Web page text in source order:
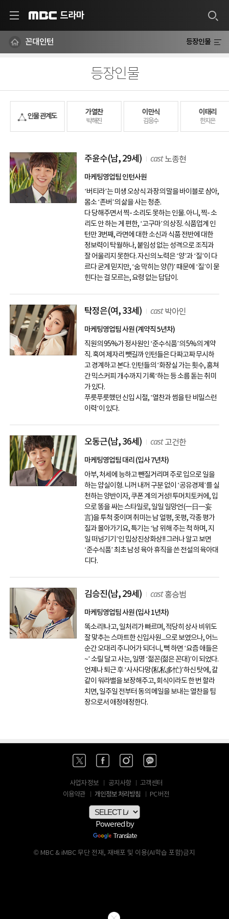
드라마
꼰대인턴 등장인물
등장인물
인물 관계도 가열찬
박해진
이만식
김응수
이태리
한지은
주윤수(남, 29세) cast 노종현
마케팅영업팀 인턴사원
‘버티라’는 미생 오상식 과장의 말을 바이블로 삼아,
몸소 ‘존버’의 삶을 사는 청춘.
다 당해주면서 찍- 소리도 못하는 인물. 아니, 찍- 소
리도 안 하는 게 편한, ‘고구마’의 상징. 식품업계 인
턴만 3번째, 라면에 대한 소신과 식품 전반에 대한
정보력이 탁월하나, 붙임성 없는 성격으로 조직과
잘 어울리지 못한다. 자신의 노력은 ‘양’과 ‘질’이 다
르다 굳게 믿지만, ‘숨 막히는 양(?)’ 때문에 ‘질’이 묻
힌다는 걸 모르는, 요령 없는 답답이.
탁정은(여, 33세) cast 박아인
마케팅영업팀 사원 (계약직 5년차)
직원의 95%가 정사원인 ‘준수식품’의 5%의 계약
직. 혹여 제자리 뺏길까 인턴들은 다짜고짜 무시하
고 경계하고 본다. 인턴들의 ‘화장실 가는 횟수, 훔쳐
간 믹스커피 개수까지 기록‘하는 등 소름 돋는 취미
가 있다.
푸릇푸릇했던 신입 시절, ‘열찬과 썸을 탄 비밀스런
이력‘이 있다.
오동근(남, 36세) cast 고건한
마케팅영업팀 대리 (입사 7년차)
아부, 처세에 능하고 뺀질거리며 주로 입으로 일을
하는 얍실이형. 니꺼 내꺼 구분 없이 ‘공유경제’를 실
천하는 양반이자, 쿠폰 계의 거성! 투머치토커에, 입
으로 똥을 싸는 스타일로, 일일 일망언(一日一妄
言)을 투척 중이며 취미는 남 얼평, 옷평, 각종 평가
질과 몰아가기요, 특기는 ‘남 위해 주는 척 하며, 지
일 떠넘기기’인 밉상진상화상!! 그러나 알고 보면
‘준수식품’ 최초 남성 육아 휴직을 쓴 전설의 육아대
디다.
김승진(남, 29세) cast 홍승범
마케팅영업팀 사원 (입사 1년차)
똑소리!나고, 일처리가 빠르며, 적당히 상사 비위도
잘 맞추는 스마트한 신입사원....으로 보였으나, 어느
순간 오대리 주니어가 되더니, 뻑 하면 ‘요즘 애들은
~’ 소릴 달고 사는, 일명 ‘젊꼰(젊은 꼰대)’이 되었다.
언제나 퇴근 후 ‘사사다망(私私多忙)’하신 탓에, 칼
같이 워라밸을 보장해주고, 회식이라도 한 번 할라
치면, 일주일 전부터 동의 메일을 보내는 열찬을 팀
장으로서 애정애정한다.
사업자 정보 공지사항
고객센터
이용약관
개인정보 처리방침 PC 버전
Powered by
Translate
© MBC & iMBC 무단 전재, 재배포 및 이용(AI학습 포함)금지